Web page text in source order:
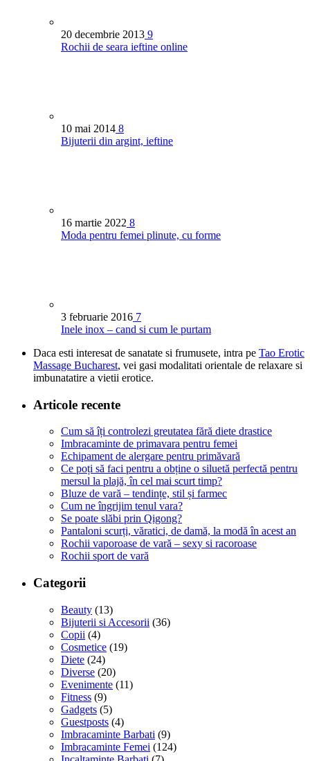
20 decembrie 2013 9
Rochii de seara ieftine online
10 mai 2014 8
Bijuterii din argint, ieftine
16 martie 2022 8
Moda pentru femei plinute, cu forme
3 februarie 2016 7
Inele inox – cand si cum le purtam
Daca esti interesat de sanatate si frumusete, intra pe Tao Erotic
Massage Bucharest, vei gasi modalitati orientale de relaxare si
imbunatatire a vietii erotice.
Articole recente
Cum să îți controlezi greutatea fără diete drastice
Imbracaminte de primavara pentru femei
Echipament de alergare pentru primăvară
Ce poți să faci pentru a obține o siluetă perfectă pentru
mersul la plajă, în cel mai scurt timp?
Bluze de vară – tendințe, stil și farmec
Cum ne îngrijim tenul vara?
Se poate slăbi prin Qigong?
Pantaloni scurți, văratici, de damă, la modă în acest an
Rochii vaporoase de vară – sexy si racoroase
Rochii sport de vară
Categorii
Beauty (13)
Bijuterii si Accesorii (36)
Copii (4)
Cosmetice (19)
Diete (24)
Diverse (20)
Evenimente (11)
Fitness (9)
Gadgets (5)
Guestposts (4)
Imbracaminte Barbati (9)
Imbracaminte Femei (124)